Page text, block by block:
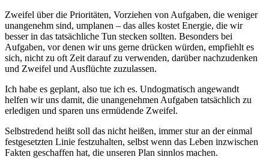
Zweifel über die Prioritäten, Vorziehen von Aufgaben, die weniger
unangenehm sind, umplanen – das alles kostet Energie, die wir
besser in das tatsächliche Tun stecken sollten. Besonders bei
Aufgaben, vor denen wir uns gerne drücken würden, empfiehlt es
sich, nicht zu oft Zeit darauf zu verwenden, darüber nachzudenken
und Zweifel und Ausflüchte zuzulassen.
Ich habe es geplant, also tue ich es. Undogmatisch angewandt
helfen wir uns damit, die unangenehmen Aufgaben tatsächlich zu
erledigen und sparen uns ermüdende Zweifel.
Selbstredend heißt soll das nicht heißen, immer stur an der einmal
festgesetzten Linie festzuhalten, selbst wenn das Leben inzwischen
Fakten geschaffen hat, die unseren Plan sinnlos machen.